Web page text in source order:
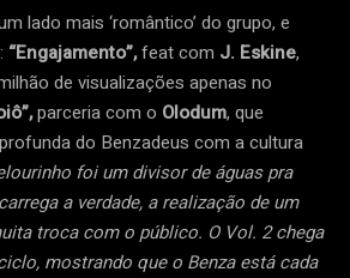
lado mais ‘romântico’ do grupo, e
“Engajamento”,feat com J. Eskine,
de visualizações apenas no
parceria com o Olodum, que
do Benzadeus com a cultura
foi um divisor de águas pra
a verdade, a realização de um
troca com o público. O Vol. 2 chega
mostrando que o Benza está cada